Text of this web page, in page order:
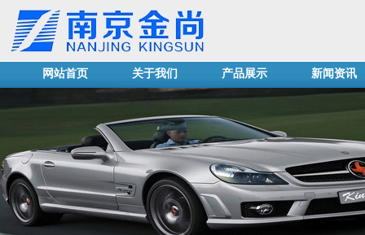
网站首页 关于我们 产品展示 新闻资讯